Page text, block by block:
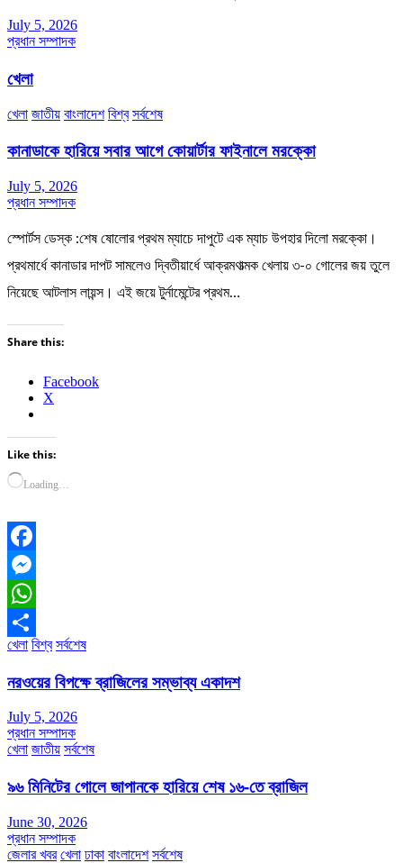
July 5, 2026
প্রধান সম্পাদক
খেলা
খেলা জাতীয় বাংলাদেশ বিশ্ব সর্বশেষ
কানাডাকে হারিয়ে সবার আগে কোয়ার্টার ফাইনালে মরক্কো
July 5, 2026
প্রধান সম্পাদক
স্পোর্টস ডেস্ক :শেষ ষোলোর প্রথম ম্যাচে দাপুটে এক ম্যাচ উপহার দিলো মরক্কো।
প্রথমার্ধে কানাডার দাপট সামলেও দ্বিতীয়ার্ধে আক্রমণাত্মক খেলায় ৩-০ গোলের জয় তুলে
নিয়েছে আটলাস লায়ন্স। এই জয়ে টুর্নামেন্টের প্রথম…
Share this:
Facebook
X
Like this:
Loading…
Facebook
Messenger
WhatsApp
Share
খেলা বিশ্ব সর্বশেষ
নরওয়ের বিপক্ষে ব্রাজিলের সম্ভাব্য একাদশ
July 5, 2026
প্রধান সম্পাদক
খেলা জাতীয় সর্বশেষ
৯৬ মিনিটের গোলে জাপানকে হারিয়ে শেষ ১৬-তে ব্রাজিল
June 30, 2026
প্রধান সম্পাদক
জেলার খবর খেলা ঢাকা বাংলাদেশ সর্বশেষ